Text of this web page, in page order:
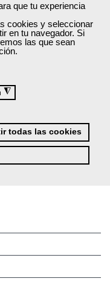
que tu experiencia
cookies y seleccionar
en tu navegador. Si
las que sean
◮
todas las cookies
para el empleo
ayudarte a
los mejores